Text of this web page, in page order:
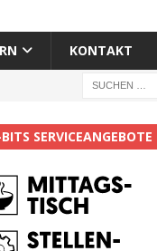
KONTAKT
SERVICEANGEBOTE